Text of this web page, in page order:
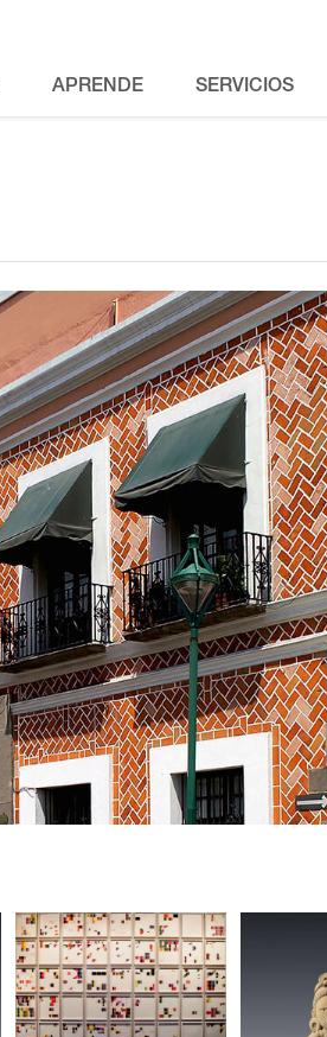
APRENDE SERVICIOS